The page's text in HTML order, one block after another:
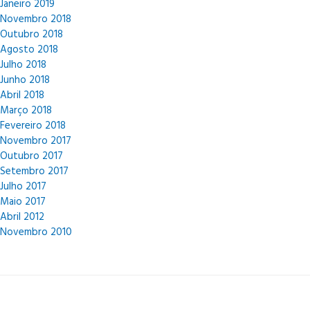
Janeiro 2019
Novembro 2018
Outubro 2018
Agosto 2018
Julho 2018
Junho 2018
Abril 2018
Março 2018
Fevereiro 2018
Novembro 2017
Outubro 2017
Setembro 2017
Julho 2017
Maio 2017
Abril 2012
Novembro 2010